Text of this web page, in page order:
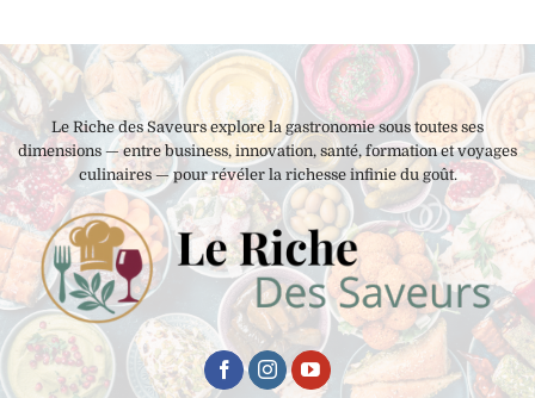
Le Riche des Saveurs explore la gastronomie sous toutes ses
dimensions — entre business, innovation, santé, formation et voyages
culinaires — pour révéler la richesse infinie du goût.